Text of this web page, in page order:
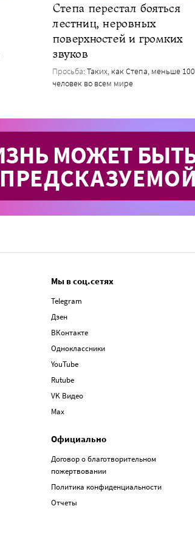
Степа перестал бояться
лестниц, неровных
поверхностей и громких
звуков
Просьба: Таких, как Степа, меньше 100
человек во всем мире
Мы в соц.сетях
Telegram
Дзен
ВКонтакте
Одноклассники
YouTube
Rutube
VK Видео
Max
Официально
Договор о благотворительном
пожертвовании
Политика конфиденциальности
Отчеты